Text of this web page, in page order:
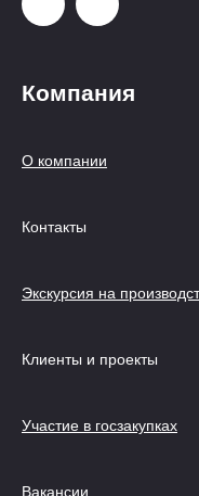
Компания
О компании
Контакты
Экскурсия на
Клиенты и проекты
Участие в госзакупках
Вакансии